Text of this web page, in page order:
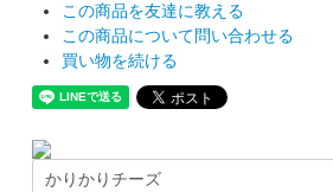
この商品を友達に教える
この商品について問い合わせる
買い物を続ける